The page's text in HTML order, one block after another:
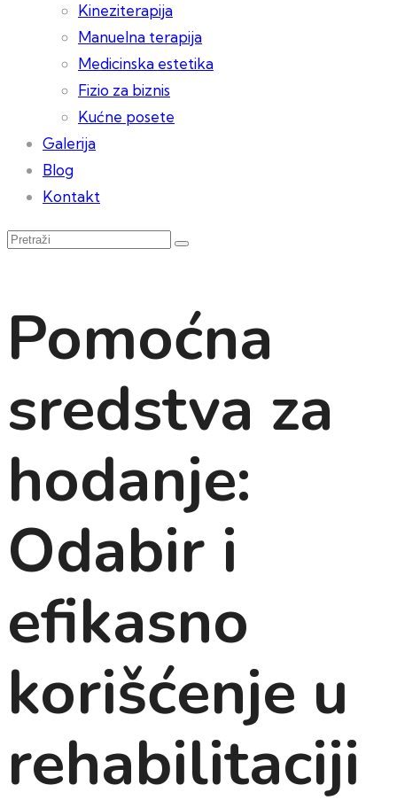
Kineziterapija
Manuelna terapija
Medicinska estetika
Fizio za biznis
Kućne posete
Galerija
Blog
Kontakt
Pomoćna
sredstva za
hodanje:
Odabir i
efikasno
korišćenje u
rehabilitaciji